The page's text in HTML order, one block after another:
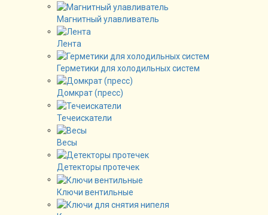
Магнитный улавливатель
Лента
Герметики для холодильных систем
Домкрат (пресс)
Течеискатели
Весы
Детекторы протечек
Ключи вентильные